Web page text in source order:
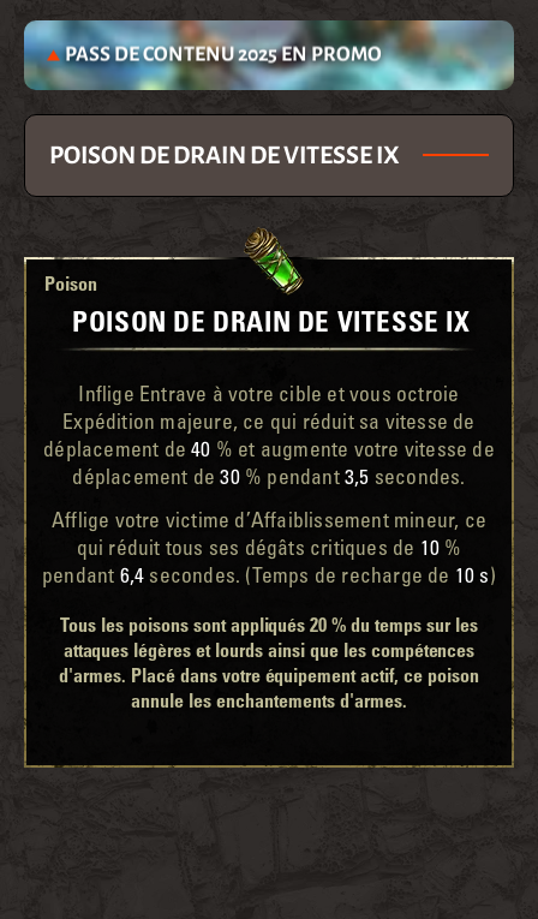
PASS DE CONTENU 2025 EN PROMO
POISON DE DRAIN DE VITESSE IX
Poison
POISON DE DRAIN DE VITESSE IX
Inflige Entrave à votre cible et vous octroie
Expédition majeure, ce qui réduit sa vitesse de
déplacement de40 % et augmente votre vitesse de
déplacement de30% pendant 3,5 secondes.
Afflige votre victime d’Affaiblissement mineur, ce
qui réduit tous ses dégâts critiques de 10%
pendant 6,4 secondes. (Temps de recharge de 10 s)
Tous les poisons sont appliqués 20 % du temps sur les
attaques légères et lourds ainsi que les compétences
d'armes. Placé dans votre équipement actif, ce poison
annule les enchantements d'armes.